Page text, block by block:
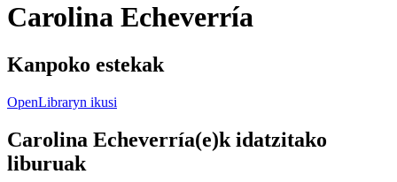
Carolina Echeverría
Kanpoko estekak
OpenLibraryn ikusi
Carolina Echeverría(e)k idatzitako
liburuak